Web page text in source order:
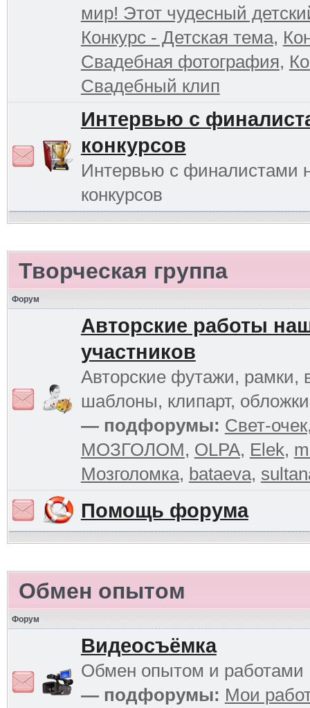
мир! Этот чудесный
Конкурс - Детская тема,
Свадебная фотография,
Свадебный клип
Интервью с
конкурсов
Интервью с финалистами
конкурсов
Творческая группа
Форум
Авторские работы
участников
Авторские футажи, рамки,
шаблоны, клипарт,
— подфорумы: Свет-очек
МОЗГОЛОМ, OLPA, Elek,
Мозголомка, bataeva,
Помощь форума
Обмен опытом
Форум
Видеосъёмка
Обмен опытом и работами
— подфорумы: Мои